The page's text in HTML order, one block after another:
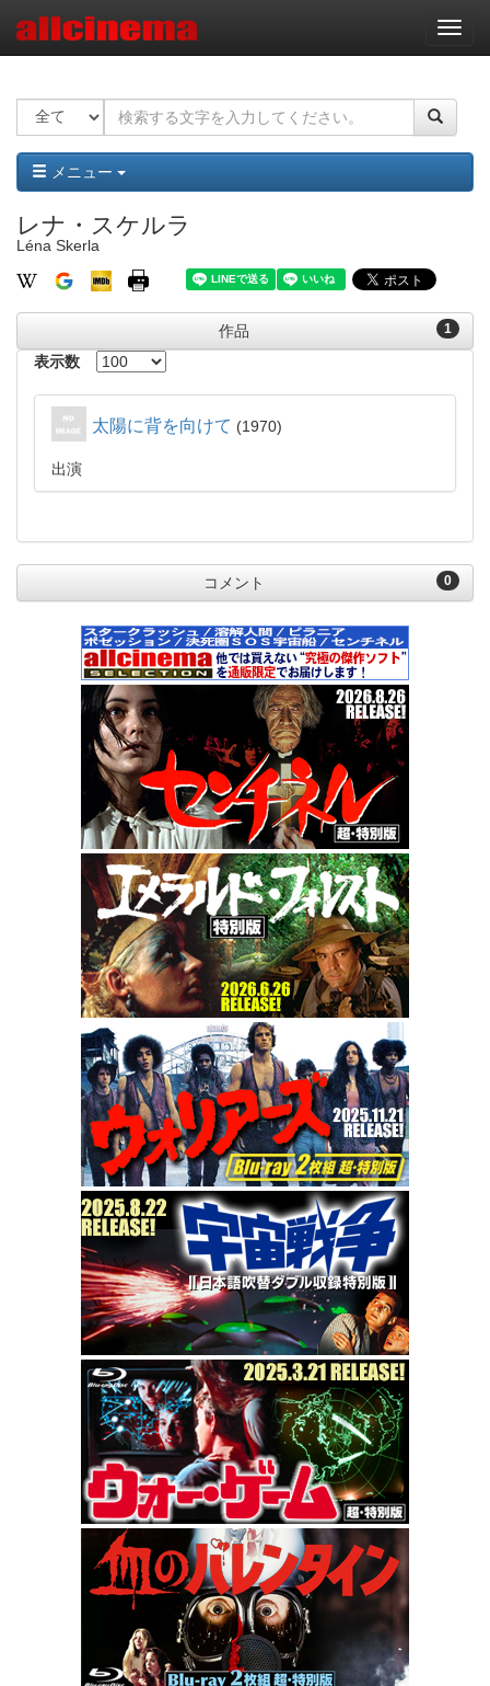
ナ
ビ
ー
ョ
ン
メニュー
レナ・スケルラ
Léna Skerla
1
作品
表示数
太陽に背を向けて 1970
出演
0
コメント